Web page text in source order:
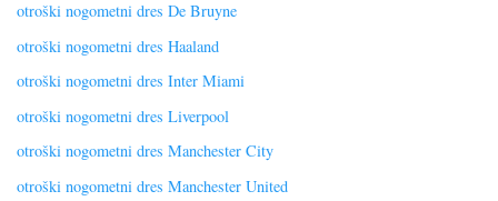
otroški nogometni dres De Bruyne
otroški nogometni dres Haaland
otroški nogometni dres Inter Miami
otroški nogometni dres Liverpool
otroški nogometni dres Manchester City
otroški nogometni dres Manchester United